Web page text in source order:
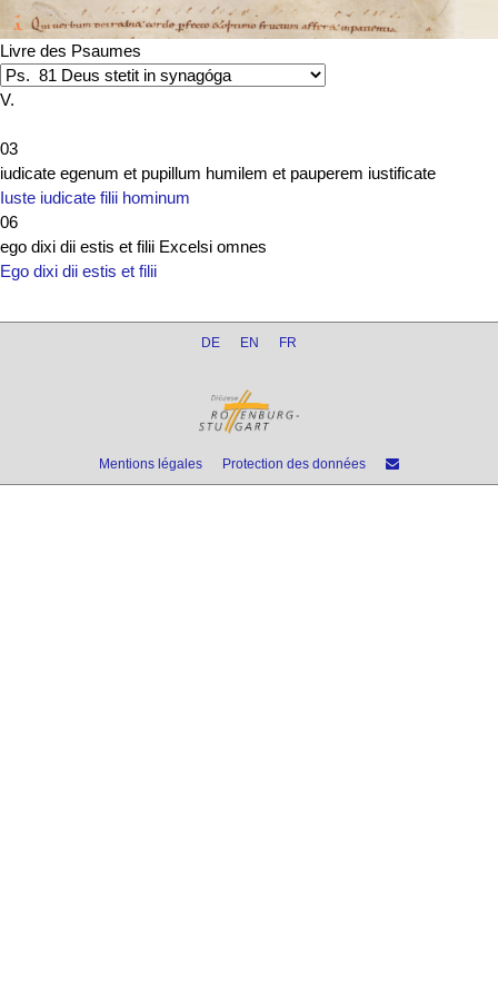
Livre des Psaumes
V.
03
iudicate egenum et pupillum humilem et pauperem iustificate
Iuste iudicate filii hominum
06
ego dixi dii estis et filii Excelsi omnes
Ego dixi dii estis et filii
DE EN FR
Mentions légales Protection des données